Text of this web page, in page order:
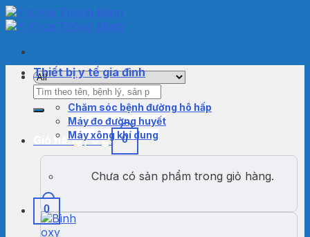
Skip
to
Tìm
kiếm:
Giỏ hàng /0₫ 0
Chưa có sản phẩm trong giỏ hàng.
0
Thiết bị y tế gia đình
Chăm sóc bệnh đường hô hấp
Máy đo đường huyết
Máy xông khí dung